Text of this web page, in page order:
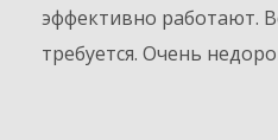
эффективно работают.
требуется. Очень